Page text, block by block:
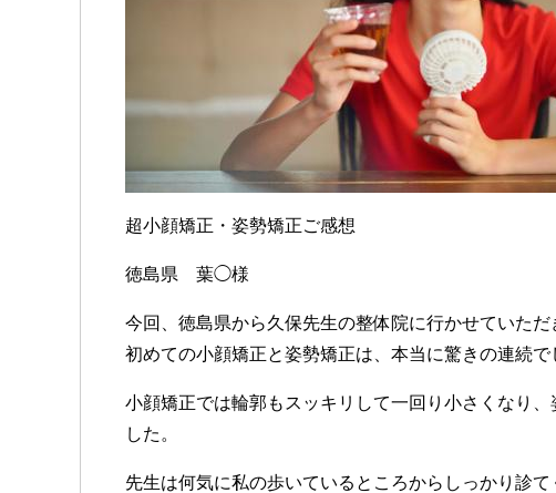
超小顔矯正・姿勢矯正ご感想
徳島県 葉◯様
今回、徳島県から久保先生の整体院に行かせていただ
初めての小顔矯正と姿勢矯正は、本当に驚きの連続で
小顔矯正では輪郭もスッキリして一回り小さくなり
した。
先生は何気に私の歩いているところからしっかり診